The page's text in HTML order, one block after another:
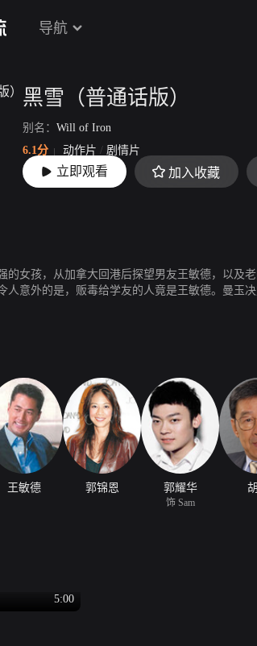
导航
黑雪（普通话版）
别名： Will of Iron
6.1分
动作片 / 剧情片
上映： 1991-06-14
立即观看 加入收藏
的女孩，从加拿大回港后探望男友王敏德，以及
人意外的是，贩毒给学友的人竟是王敏德。曼玉
王敏德 郭锦恩 郭耀华
饰 Sam
5:00